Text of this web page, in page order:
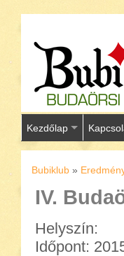
Kezdőlap
Bubiklub »
IV.
Helyszín:
Időpont: